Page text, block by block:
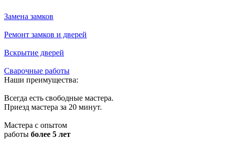
Замена замков
Ремонт замков и дверей
Вскрытие дверей
Сварочные работы
Наши преимущества:
Всегда есть свободные мастера.
Приезд мастера за 20 минут.
Мастера с опытом
работы более 5 лет